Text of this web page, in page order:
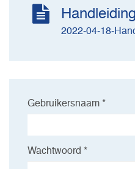
2022-04-18-
Gebruikersnaam *
Wachtwoord *